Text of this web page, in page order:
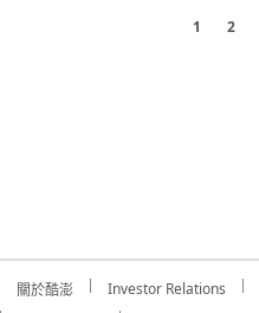
1 2
關於酷澎 Investor Relations